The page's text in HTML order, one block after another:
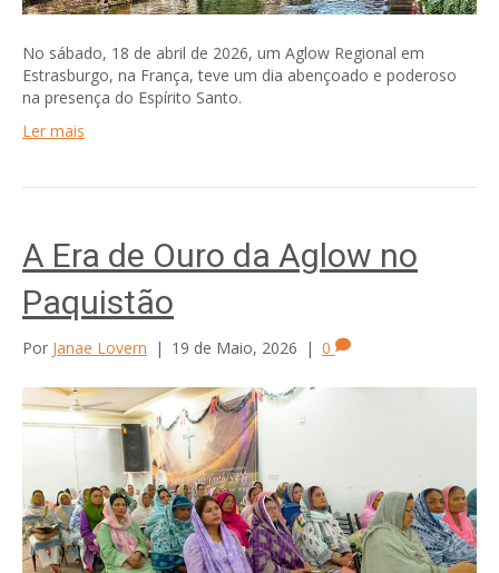
No sábado, 18 de abril de 2026, um Aglow Regional em
Estrasburgo, na França, teve um dia abençoado e poderoso
na presença do Espírito Santo.
Ler mais
A Era de Ouro da Aglow no
Paquistão
Por Janae Lovern | 19 de Maio, 2026 | 0